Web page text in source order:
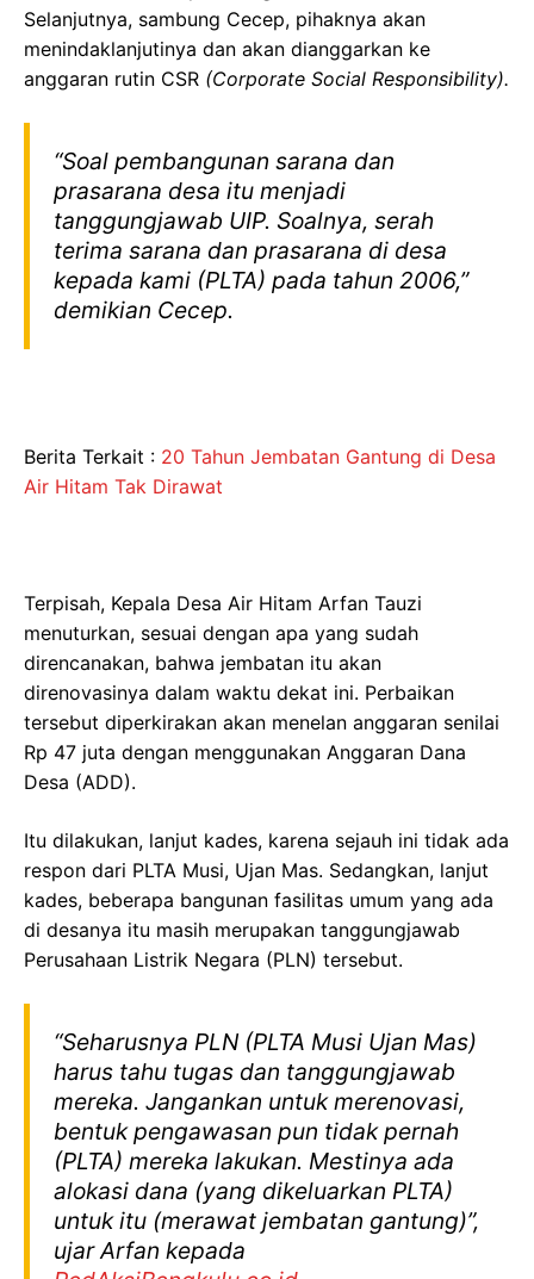
Selanjutnya, sambung Cecep, pihaknya akan
menindaklanjutinya dan akan dianggarkan ke
anggaran rutin CSR (Corporate Social Responsibility).
“Soal pembangunan sarana dan
prasarana desa itu menjadi
tanggungjawab UIP. Soalnya, serah
terima sarana dan prasarana di desa
kepada kami (PLTA) pada tahun 2006,”
demikian Cecep.
Berita Terkait : 20 Tahun Jembatan Gantung di Desa
Air Hitam Tak Dirawat
Terpisah, Kepala Desa Air Hitam Arfan Tauzi
menuturkan, sesuai dengan apa yang sudah
direncanakan, bahwa jembatan itu akan
direnovasinya dalam waktu dekat ini. Perbaikan
tersebut diperkirakan akan menelan anggaran senilai
Rp 47 juta dengan menggunakan Anggaran Dana
Desa (ADD).
Itu dilakukan, lanjut kades, karena sejauh ini tidak ada
respon dari PLTA Musi, Ujan Mas. Sedangkan, lanjut
kades, beberapa bangunan fasilitas umum yang ada
di desanya itu masih merupakan tanggungjawab
Perusahaan Listrik Negara (PLN) tersebut.
“Seharusnya PLN (PLTA Musi Ujan Mas)
harus tahu tugas dan tanggungjawab
mereka. Jangankan untuk merenovasi,
bentuk pengawasan pun tidak pernah
(PLTA) mereka lakukan. Mestinya ada
alokasi dana (yang dikeluarkan PLTA)
untuk itu (merawat jembatan gantung)”,
ujar Arfan kepada